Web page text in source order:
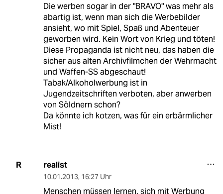
Die werben sogar in der "BRAVO" was mehr als
abartig ist, wenn man sich die Werbebilder
ansieht, wo mit Spiel, Spaß und Abenteuer
geworben wird. Kein Wort von Krieg und töten!
Diese Propaganda ist nicht neu, das haben die
sicher aus alten Archivfilmchen der Wehrmacht
und Waffen-SS abgeschaut!
Tabak/Alkoholwerbung ist in
Jugendzeitschriften verboten, aber anwerben
von Söldnern schon?
Da könnte ich kotzen, was für ein erbärmlicher
Mist!
R realist
10.01.2013, 16:27 Uhr
Menschen müssen lernen, sich mit Werbung